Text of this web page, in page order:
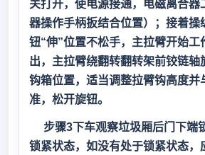
关打开，使电源接通，电磁离合器
器操作手柄扳结合位置）；接着操
钮“伸”位置不松手，主拉臂开始工
出，主拉臂绕翻转翻转架前铰链轴
钩箱位置，适当调整拉臂钩高度并
准，松开旋钮。
步骤3下车观察垃圾厢后门下端
锁紧状态，如没有处于锁紧状态，